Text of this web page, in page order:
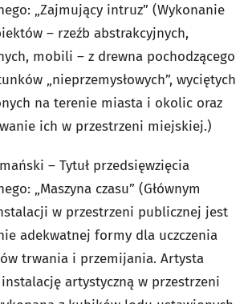
„Zajmujący intruz” (Wykonanie
– rzeźb abstrakcyjnych,
mobili – z drewna pochodzącego
„nieprzemysłowych”, wyciętych
na terenie miasta i okolic oraz
ich w przestrzeni miejskiej.)
– Tytuł przedsięwzięcia
„Maszyna czasu” (Głównym
w przestrzeni publicznej jest
adekwatnej formy dla uczczenia
trwania i przemijania. Artysta
artystyczną w przestrzeni